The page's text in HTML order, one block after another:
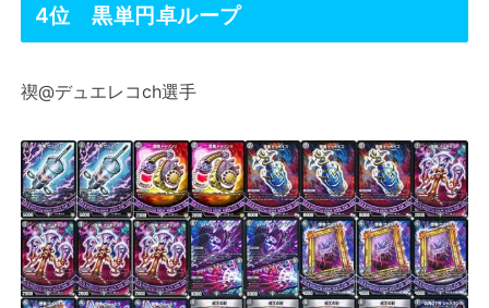
4位 黒単円卓ループ
禊@デュエレコch選手